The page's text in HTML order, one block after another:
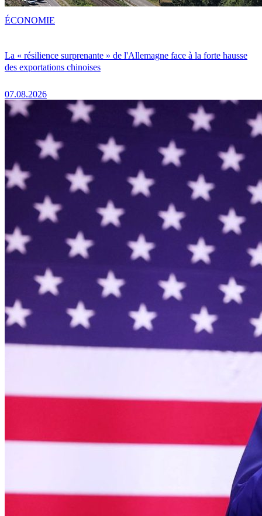
La « résilience surprenante » de l'Allemagne face à la forte hausse
des exportations chinoises
07.08.2026
ÉCONOMIE